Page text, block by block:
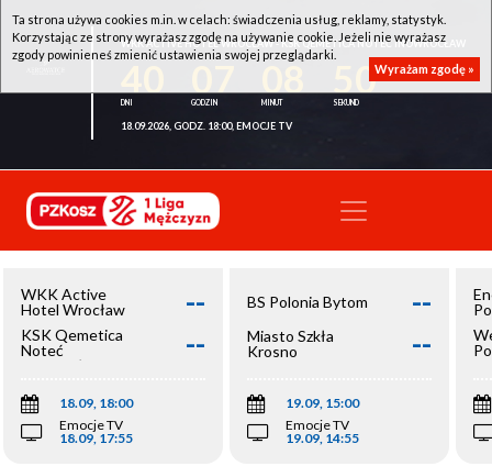
WKK ACTIVE HOTEL WROCŁAW - KSK QEMETICA NOTEĆ INOWROCŁAW
50
18.09.2026, GODZ. 18:00, EMOCJE TV
WKK Active
Hotel Wrocław
--
KSK Qemetica
Noteć
Inowrocław
--
18.09, 18:00
Emocje TV
18.09, 17:55
BS Polonia Bytom --
Miasto Szkła
Krosno
--
19.09, 15:00
Emocje TV
19.09, 14:55
Ta strona używa cookies m.in. w celach: świadczenia usług, reklamy, statystyk.
Korzystając ze strony wyrażasz zgodę na używanie cookie. Jeżeli nie wyrażasz
zgody powinieneś zmienić ustawienia swojej przeglądarki.
Wyrażam zgodę »